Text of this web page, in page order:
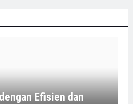
Efisien dan